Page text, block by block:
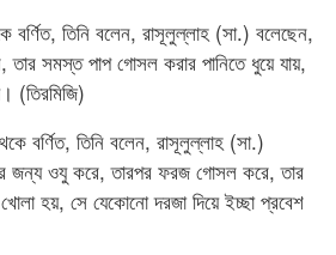
তিনি বলেন, রাসূলুল্লাহ (সা.) বলেছেন,
সমস্ত পাপ গোসল করার পানিতে ধুয়ে যায়,
(তিরমিজি)
বর্ণিত, তিনি বলেন, রাসূলুল্লাহ (সা.)
জন্য ওযু করে, তারপর ফরজ গোসল করে, তার
হয়, সে যেকোনো দরজা দিয়ে ইচ্ছা প্রবেশ